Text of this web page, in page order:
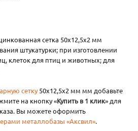
сетка 50х12,5х2 мм
штукатурки; при изготовлении
клеток для птиц и животных; для
сетку50x12,5x2 мм мм добавьте
на кнопку «Купить в 1 клик» для
Вы можете оформить
металлобазы «Аксвил».